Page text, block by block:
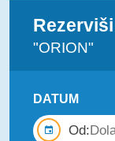
"ORION"
DATUM
Od: